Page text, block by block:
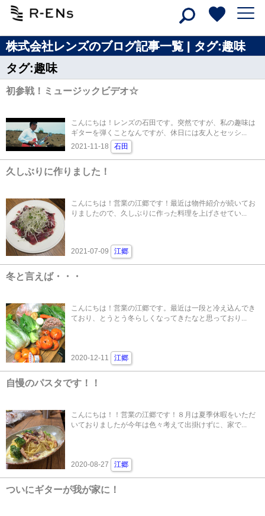
株式会社レンズのブログ記事一覧 | タグ:趣味
タグ:趣味
初参戦！ミュージックビデオ☆
こんにちは！レンズの石田です。突然ですが、私の趣味は
ギターを弾くことなんですが、休日には友人とセッシ...
2021-11-18
石田
久しぶりに作りました！
こんにちは！営業の江郷です！最近は物件紹介が続いてお
りましたので、久しぶりに作った料理を上げさせてい...
2021-07-09 江郷
冬と言えば・・・
こんにちは！営業の江郷です。最近は一段と冷え込んでき
ており、とうとう冬らしくなってきたなと思っており...
2020-12-11 江郷
自慢のパスタです！！
こんにちは！！営業の江郷です！８月は夏季休暇をいただ
いておりましたが今年は色々考えて出掛けずに、家で...
2020-08-27 江郷
ついにギターが我が家に！